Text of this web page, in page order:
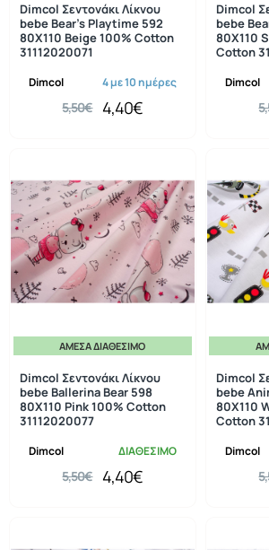
Dimcol 4 με 10 ημέρες
Dimcol Σεντονάκι Λίκνου
bebe Bear's Playtime 592
80X110 Beige 100% Cotton
31112020071
4,40€
5,50€
Dimcol
Dimcol
bebe
80X110
Cotton
ΆΜΕΣΑ ΔΙΑΘΈΣΙΜΟ
Dimcol ΔΙΑΘΕΣΙΜΟ
Dimcol Σεντονάκι Λίκνου
bebe Ballerina Bear 598
80X110 Pink 100% Cotton
31112020077
4,40€
5,50€
Dimcol
Dimcol
bebe
80X110
Cotton